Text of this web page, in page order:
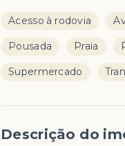
Acesso à rodovia
Pousada Praia
Supermercado
Descrição do